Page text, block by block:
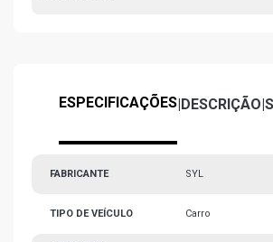
ESPECIFICAÇÕES|DESCRIÇÃO|
FABRICANTE SYL
TIPO DE VEÍCULO Carro